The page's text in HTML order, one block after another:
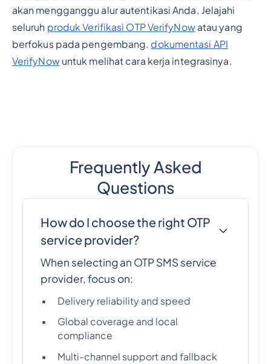
akan mengganggu alur autentikasi Anda. Jelajahi
seluruh produk Verifikasi OTP VerifyNowatau yang
berfokus pada pengembang. dokumentasi API
VerifyNowuntuk melihat cara kerja integrasinya.
Frequently Asked
Questions
How do I choose the right OTP
service provider?
When selecting an OTP SMS service
provider, focus on:
Delivery reliability and speed
Global coverage and local
compliance
Multi-channel support and fallback